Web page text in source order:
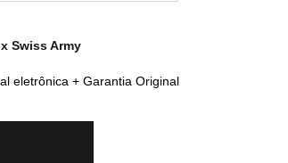
Swiss Army
eletrônica + Garantia Original